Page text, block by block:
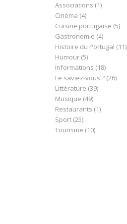
Associations (1)
Cinéma (4)
Cuisine portugaise (5)
Gastronomie (4)
Histoire du Portugal (11)
Humour (5)
Informations (18)
Le saviez-vous ? (26)
Littérature (39)
Musique (49)
Restaurants (1)
Sport (25)
Tourisme (10)